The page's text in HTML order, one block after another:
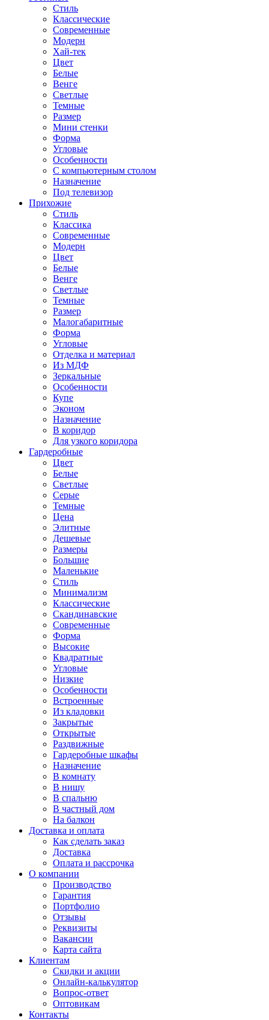
Стиль
Классические
Современные
Модерн
Хай-тек
Цвет
Белые
Венге
Светлые
Темные
Размер
Мини стенки
Форма
Угловые
Особенности
С компьютерным столом
Назначение
Под телевизор
Прихожие
Стиль
Классика
Современные
Модерн
Цвет
Белые
Венге
Светлые
Темные
Размер
Малогабаритные
Форма
Угловые
Отделка и материал
Из МДФ
Зеркальные
Особенности
Купе
Эконом
Назначение
В коридор
Для узкого коридора
Гардеробные
Цвет
Белые
Светлые
Серые
Темные
Цена
Элитные
Дешевые
Размеры
Большие
Маленькие
Стиль
Минимализм
Классические
Скандинавские
Современные
Форма
Высокие
Квадратные
Угловые
Низкие
Особенности
Встроенные
Из кладовки
Закрытые
Открытые
Раздвижные
Гардеробные шкафы
Назначение
В комнату
В нишу
В спальню
В частный дом
На балкон
Доставка и оплата
Как сделать заказ
Доставка
Оплата и рассрочка
О компании
Производство
Гарантия
Портфолио
Отзывы
Реквизиты
Вакансии
Карта сайта
Клиентам
Скидки и акции
Онлайн-калькулятор
Вопрос-ответ
Оптовикам
Контакты